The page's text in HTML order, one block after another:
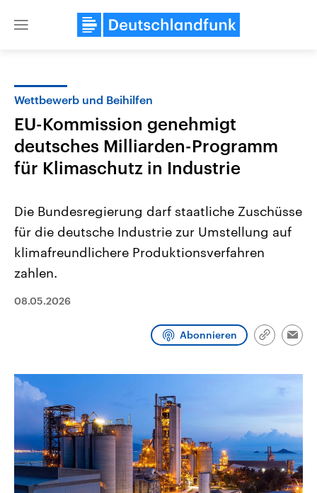
Close
Landtagswahl Sachsen-Anhalt
2026
Alle Informationen
Sachsen-Anhalt wählt am 6.
Landtag. Seit 2021 wird das
Wahlprogramme, aktuelle Berichte
und Kandidaten der anstehenden
Wahl.
Aktuelle Beiträge,
aktuelle Weltgeschehen.
Audio-Archiv
Wettbewerb und Beihilfen
EU-Kommission genehmigt
deutsches Milliarden-Programm
für Klimaschutz in Industrie
Die Bundesregierung darf staatliche Zuschüsse
für die deutsche Industrie zur Umstellung auf
klimafreundlichere Produktionsverfahren
zahlen.
08.05.2026
Abonnieren
Link